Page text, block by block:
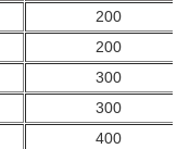
200
200
300
300
400